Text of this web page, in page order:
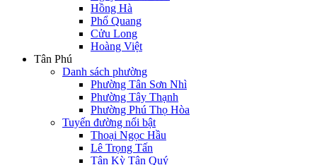
Hồng Hà
Phổ Quang
Cửu Long
Hoàng Việt
Tân Phú
Danh sách phường
Phường Tân Sơn Nhì
Phường Tây Thạnh
Phường Phú Thọ Hòa
Tuyến đường nổi bật
Thoại Ngọc Hầu
Lê Trọng Tấn
Tân Kỳ Tân Quý